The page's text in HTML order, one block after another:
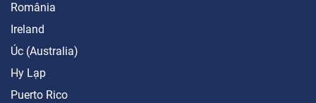
România
Ireland
Úc (Australia)
Hy Lạp
Puerto Rico